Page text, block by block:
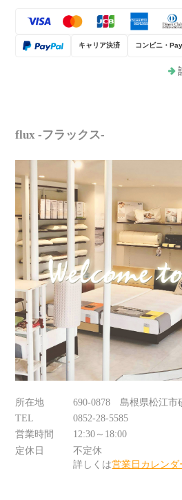
キャリア決済 コンビニ・
flux -フラックス-
所在地
690-0878 島根県松江市
TEL
0852-28-5585
営業時間
12:30～18:00
定休日
不定休
詳しくは営業日カレンダ